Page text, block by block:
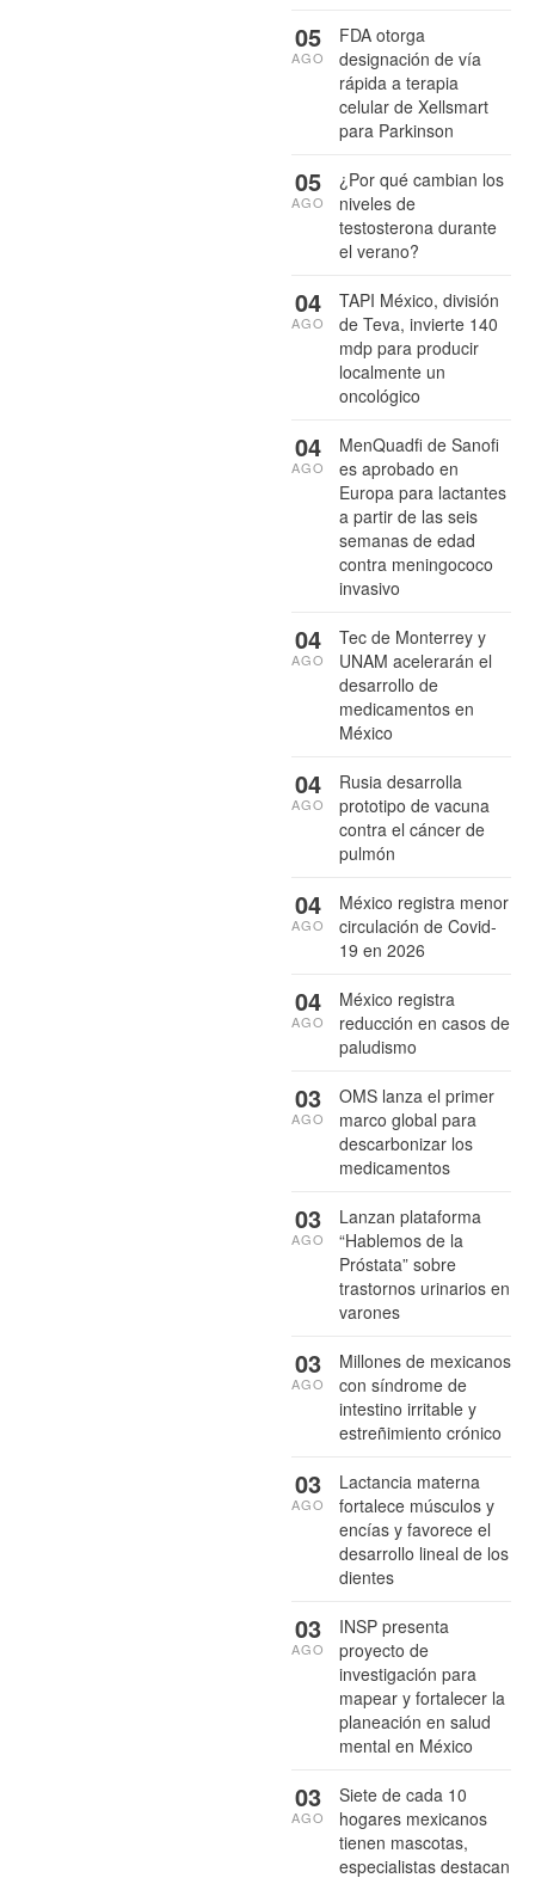
FDA otorga
designación de vía
rápida a terapia
celular de Xellsmart
para Parkinson
05
AGO
¿Por qué cambian los
niveles de
testosterona durante
el verano?
05
AGO
TAPI México, división
de Teva, invierte 140
mdp para producir
localmente un
oncológico
04
AGO
MenQuadfi de Sanofi
es aprobado en
Europa para lactantes
a partir de las seis
semanas de edad
contra meningococo
invasivo
04
AGO
Tec de Monterrey y
UNAM acelerarán el
desarrollo de
medicamentos en
México
04
AGO
Rusia desarrolla
prototipo de vacuna
contra el cáncer de
pulmón
04
AGO
México registra menor
circulación de Covid-
19 en 2026
04
AGO
México registra
reducción en casos de
paludismo
04
AGO
OMS lanza el primer
marco global para
descarbonizar los
medicamentos
03
AGO
Lanzan plataforma
“Hablemos de la
Próstata” sobre
trastornos urinarios en
varones
03
AGO
Millones de mexicanos
con síndrome de
intestino irritable y
estreñimiento crónico
03
AGO
Lactancia materna
fortalece músculos y
encías y favorece el
desarrollo lineal de los
dientes
03
AGO
INSP presenta
proyecto de
investigación para
mapear y fortalecer la
planeación en salud
mental en México
03
AGO
Siete de cada 10
hogares mexicanos
tienen mascotas,
especialistas destacan
03
AGO